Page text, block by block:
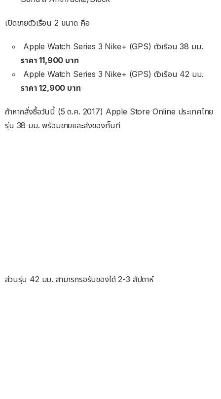
เปิดขายตัวเรือน 2 ขนาด คือ
Apple Watch Series 3 Nike+ (GPS) ตัวเรือน 38 มม.
ราคา 11,900 บาท
Apple Watch Series 3 Nike+ (GPS) ตัวเรือน 42 มม.
ราคา 12,900 บาท
ถ้าหากสั่งซื้อวันนี้ (5 ต.ค. 2017) Apple Store Online ประเทศไทย
รุ่น 38 มม. พร้อมขายและส่งของทัันที
ส่วนรุ่น 42 มม. สามารถรอรับของได้ 2-3 สัปดาห์